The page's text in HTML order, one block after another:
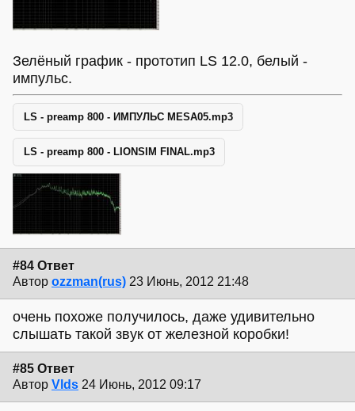
Зелёный график - прототип LS 12.0, белый -
импульс.
LS - preamp 800 - ИМПУЛЬС MESA05.mp3
LS - preamp 800 - LIONSIM FINAL.mp3
#84 Ответ
Автор ozzman(rus) 23 Июнь, 2012 21:48
очень похоже получилось, даже удивительно
слышать такой звук от железной коробки!
#85 Ответ
Автор Vlds 24 Июнь, 2012 09:17